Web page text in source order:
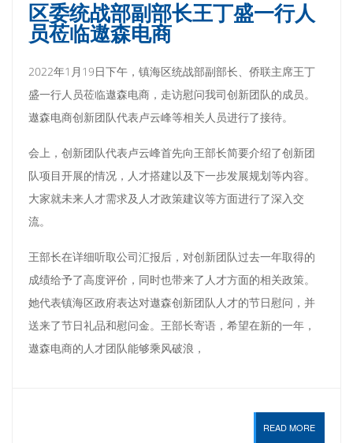
区委统战部副部长王丁盛一行人
员莅临遨森电商
2022年1月19日下午，镇海区统战部副部长、侨联主席王丁
盛一行人员莅临遨森电商，走访慰问我司创新团队的成员。
遨森电商创新团队代表卢云峰等相关人员进行了接待。
会上，创新团队代表卢云峰首先向王部长简要介绍了创新团
队项目开展的情况，人才搭建以及下一步发展规划等内容。
大家就未来人才需求及人才政策建议等方面进行了深入交
流。
王部长在详细听取公司汇报后，对创新团队过去一年取得的
成绩给予了高度评价，同时也带来了人才方面的相关政策。
她代表镇海区政府表达对遨森创新团队人才的节日慰问，并
送来了节日礼品和慰问金。王部长寄语，希望在新的一年，
遨森电商的人才团队能够乘风破浪，
READ MORE